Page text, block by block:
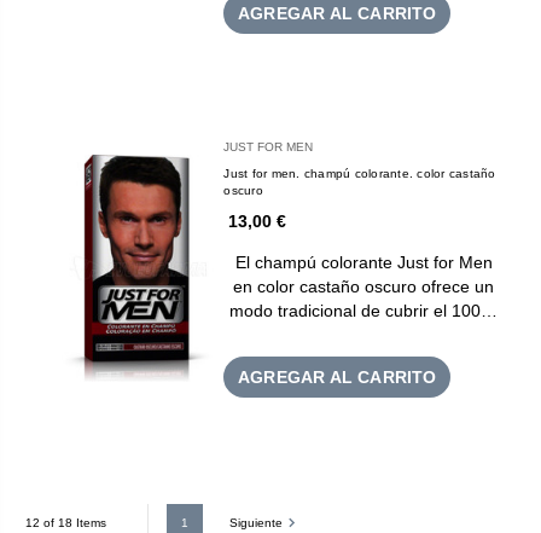
AGREGAR AL CARRITO
JUST FOR MEN
Just for men. champú colorante. color castaño
oscuro
13,00 €
El champú colorante Just for Men
en color castaño oscuro ofrece un
modo tradicional de cubrir el 100…
AGREGAR AL CARRITO
12 of 18 Items 1 Siguiente